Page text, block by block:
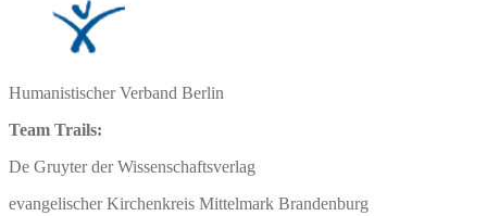
Humanistischer Verband Berlin
Team Trails:
De Gruyter der Wissenschaftsverlag
evangelischer Kirchenkreis Mittelmark Brandenburg